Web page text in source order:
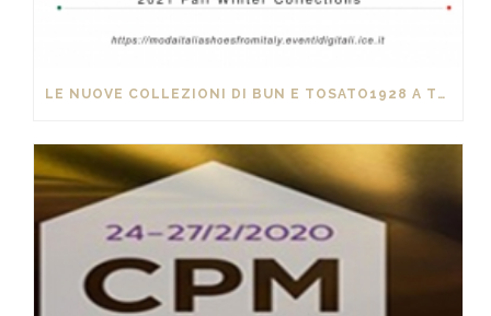
LE NUOVE COLLEZIONI DI BUN E TOSATO1928 A TOKYO